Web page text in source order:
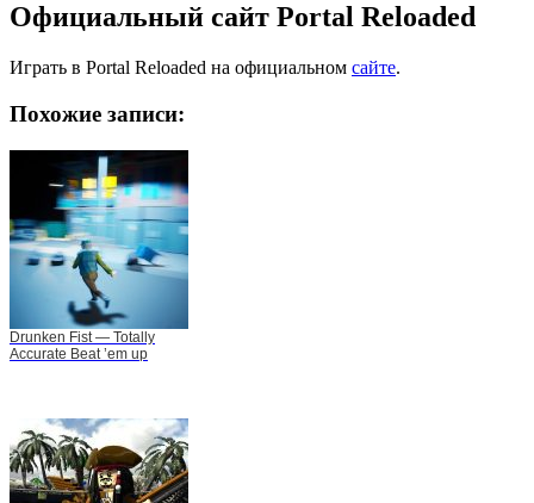
Официальный сайт Portal Reloaded
Играть в Portal Reloaded на официальном сайте.
Похожие записи:
Drunken Fist — Totally
Accurate Beat ’em up